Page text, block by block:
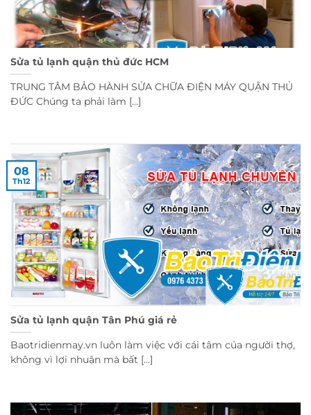
Sửa tủ lạnh quận thủ đức HCM
TRUNG TÂM BẢO HÀNH SỬA CHỮA ĐIỆN MÁY QUẬN THỦ
ĐỨC Chúng ta phải làm [...]
Sửa tủ lạnh quận Tân Phú giá rẻ
Baotridienmay.vn luôn làm việc với cái tâm của người thợ,
không vì lợi nhuận mà bất [...]
08
Th12